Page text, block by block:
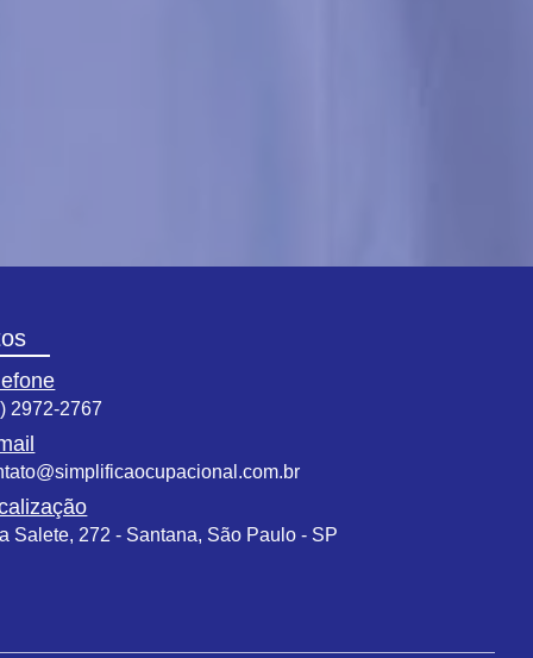
2972-2767
Salete, 272 - Santana, São Paulo - SP